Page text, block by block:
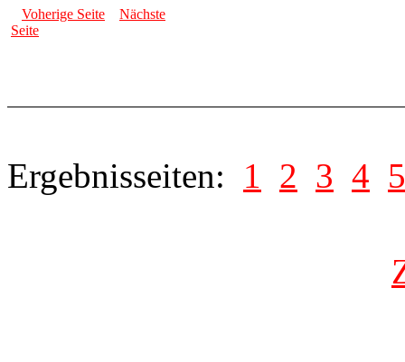
Voherige Seite
Nächste
Seite
Ergebnisseiten: 1 2 3 4 5